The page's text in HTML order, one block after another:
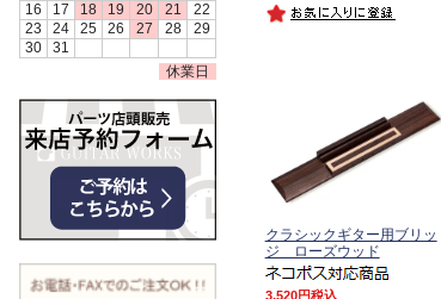
16
17 18 19 20 21
22
23
24 25 26 27 28
29
30
31
休業日
クラシックギター用ブリッ
ジ ローズウッド
3,520 税込